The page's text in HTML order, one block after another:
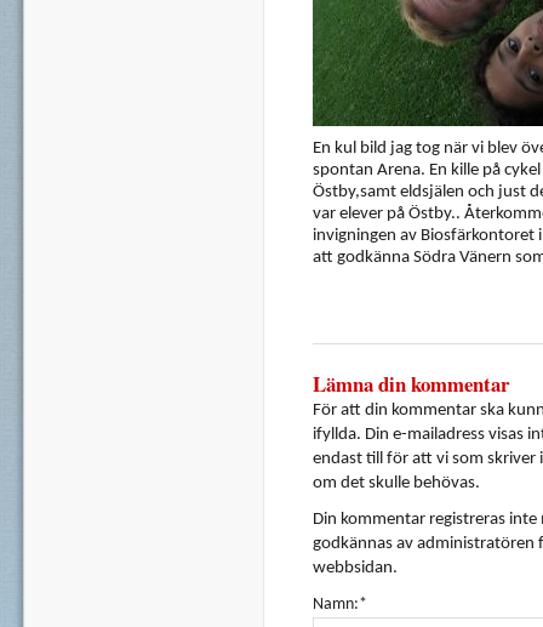
En kul bild jag tog när vi blev
spontan Arena. En kille på
Östby,samt eldsjälen och just
var elever på Östby..
invigningen av Biosfärkontoret
att godkänna Södra Vänern
Lämna din kommentar
För att din kommentar ska
ifyllda. Din e-mailadress visas
endast till för att vi som skriver
om det skulle behövas.
Din kommentar registreras
godkännas av administratören
webbsidan.
Namn:*